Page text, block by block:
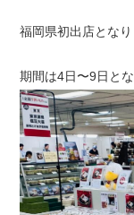
福岡県初出店となり
期間は4日〜9日とな